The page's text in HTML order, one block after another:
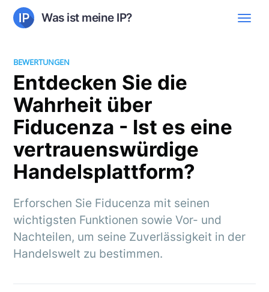
Was ist meine IP?
BEWERTUNGEN
Entdecken Sie die
Wahrheit über
Fiducenza - Ist es eine
vertrauenswürdige
Handelsplattform?
Erforschen Sie Fiducenza mit seinen
wichtigsten Funktionen sowie Vor- und
Nachteilen, um seine Zuverlässigkeit in der
Handelswelt zu bestimmen.